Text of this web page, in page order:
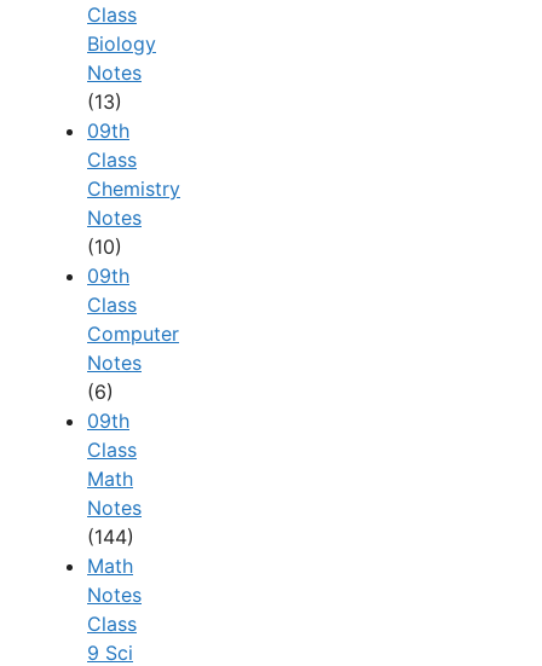
Class
Biology
Notes
(13)
09th
Class
Chemistry
Notes
(10)
09th
Class
Computer
Notes
(6)
09th
Class
Math
Notes
(144)
Math
Notes
Class
9 Sci